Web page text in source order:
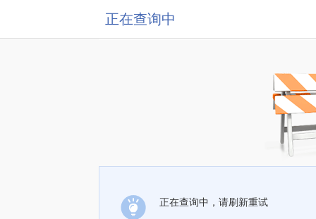
正在查询中
正在查询中，请刷新重试